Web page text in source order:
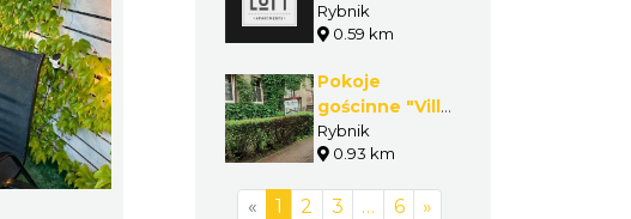
Rybnik
0.59 km
Pokoje
gościnne "Villa
Silesia"
Rybnik
0.93 km
« 1 2 3 … 6 »